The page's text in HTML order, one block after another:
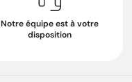
Notre équipe est à votre
disposition